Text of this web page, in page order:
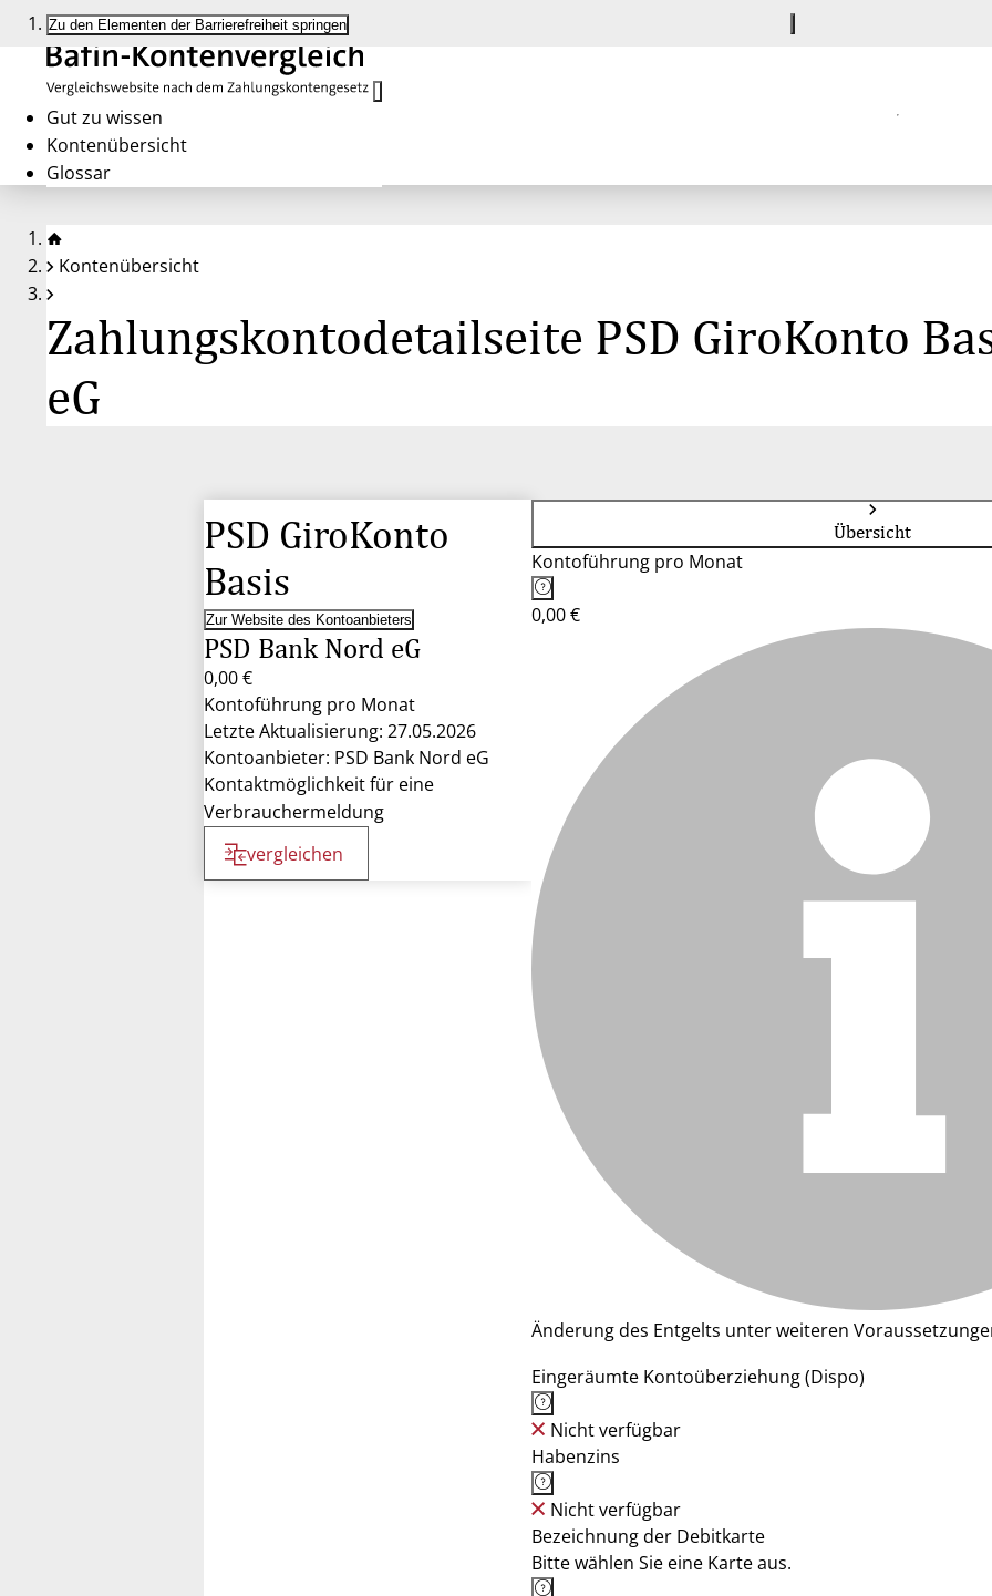
Zu den Elementen der Barrierefreiheit springen
Gut zu wissen
Kontenübersicht
Glossar
Kontenübersicht
Zahlungskontodetailseite PSD GiroKonto
eG
PSD GiroKonto
Basis
Zur Website des Kontoanbieters
PSD Bank Nord eG
0,00 €
Kontoführung pro Monat
Letzte Aktualisierung: 27.05.2026
Kontoanbieter: PSD Bank Nord eG
Kontaktmöglichkeit für eine
Verbrauchermeldung
vergleichen
Übersicht
Kontoführung pro Monat
0,00 €
Änderung des Entgelts unter weiteren
Eingeräumte Kontoüberziehung (Dispo)
Nicht verfügbar
Habenzins
Nicht verfügbar
Bezeichnung der Debitkarte
Bitte wählen Sie eine Karte aus.